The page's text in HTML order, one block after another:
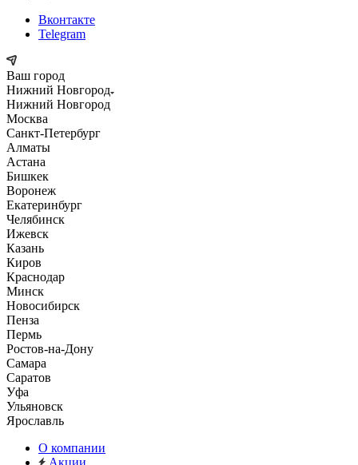
Вконтакте
Telegram
Ваш город
Нижний Новгород
Нижний Новгород
Москва
Санкт-Петербург
Алматы
Астана
Бишкек
Воронеж
Екатеринбург
Челябинск
Ижевск
Казань
Киров
Краснодар
Минск
Новосибирск
Пенза
Пермь
Ростов-на-Дону
Самара
Саратов
Уфа
Ульяновск
Ярославль
О компании
Акции